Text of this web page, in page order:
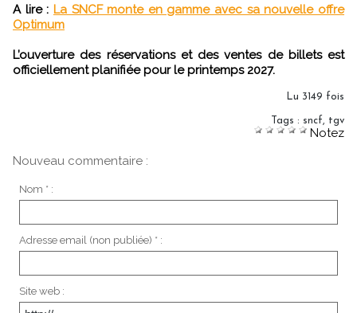
A lire : La SNCF monte en gamme avec sa nouvelle offre
Optimum
L’ouverture des réservations et des ventes de billets est
officiellement planifiée pour le printemps 2027.
Lu 3149 fois
Tags : sncf, tgv
Notez
Nouveau commentaire :
Nom * :
Adresse email (non publiée) * :
Site web :